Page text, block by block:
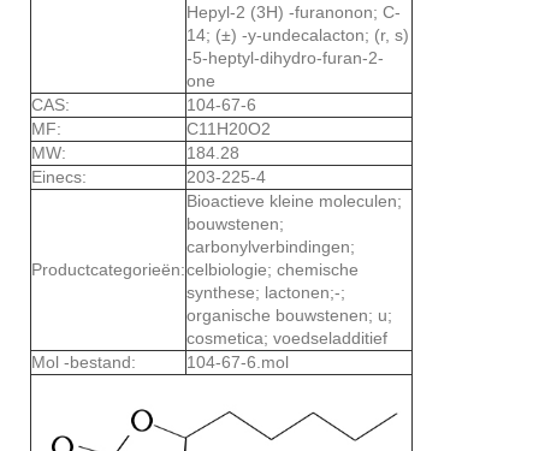
Hepyl-2 (3H) -furanonon; C-
14; (±) -y-undecalacton; (r, s)
-5-heptyl-dihydro-furan-2-
one
CAS:
104-67-6
MF:
C11H20O2
MW:
184.28
Einecs:
203-225-4
Productcategorieën:
Bioactieve kleine moleculen;
bouwstenen;
carbonylverbindingen;
celbiologie; chemische
synthese; lactonen;-;
organische bouwstenen; u;
cosmetica; voedseladditief
Mol -bestand:
104-67-6.mol